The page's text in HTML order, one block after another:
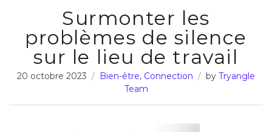
Surmonter les
problèmes de silence
sur le lieu de travail
20 octobre 2023 Bien-être, Connection by Tryangle
Team